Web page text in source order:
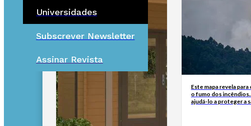
Universidades
Subscrever Newsletter
Assinar Revista
Este mapa revela
o fumo dos
ajudá-lo a proteger a